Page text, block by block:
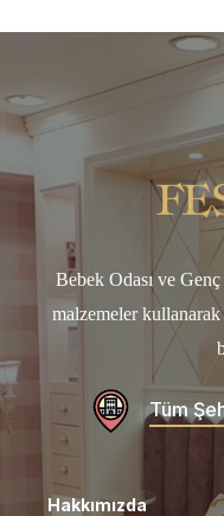
Bebek Odası ve Genç
malzemeler
Tüm
Hakkımızda